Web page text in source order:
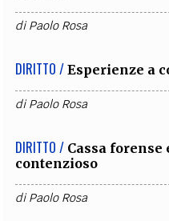
diPaolo Rosa
DIRITTO / Esperienze a
diPaolo Rosa
DIRITTO / Cassa
contenzioso
diPaolo Rosa